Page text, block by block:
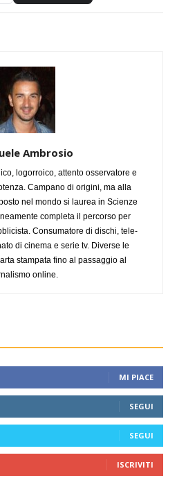
Ambrosio
logorroico, attento osservatore e
Campano di origini, ma alla
nel mondo si laurea in Scienze
completa il percorso per
Consumatore di dischi, tele-
di cinema e serie tv. Diverse le
stampata fino al passaggio al
online.
MI PIACE
SEGUI
SEGUI
ISCRIVITI